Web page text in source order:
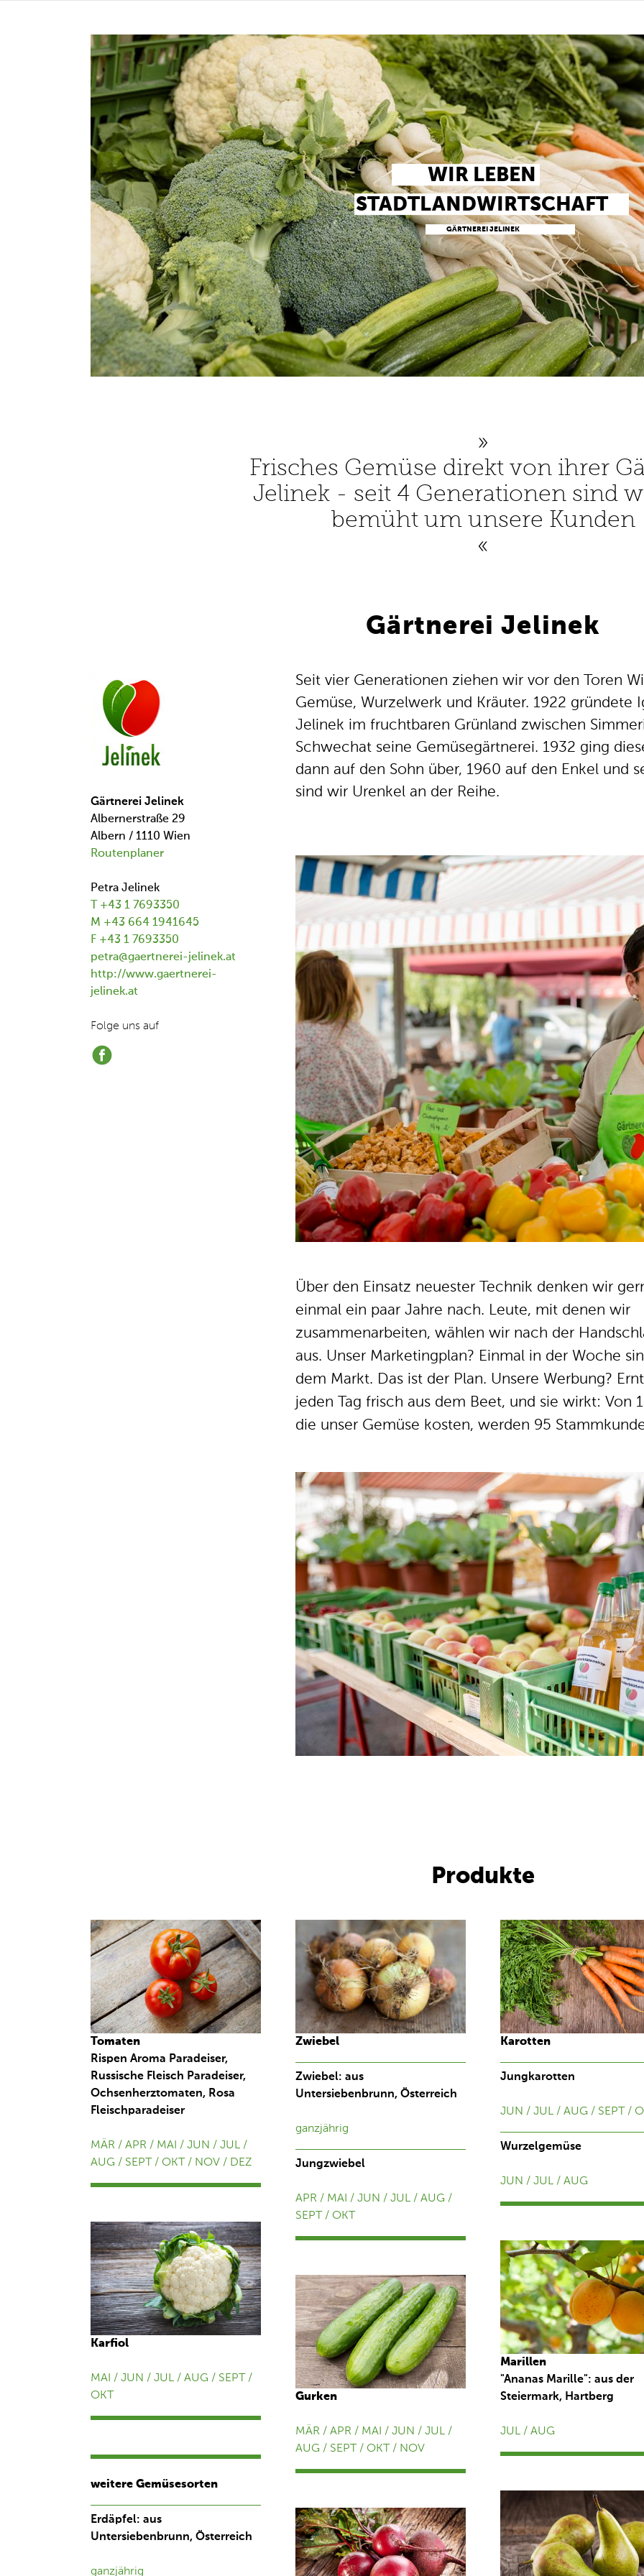
WIR LEBEN
STADTLANDWIRTSCHAFT
GÄRTNEREI JELINEK
Produkte Bezugsquellen zurück zur Übersicht
Frisches Gemüse direkt von ihrer
Jelinek - seit 4 Generationen sind
bemüht um unsere Kunden
Gärtnerei Jelinek
Seit vier Generationen ziehen wir vor den Toren
Gemüse, Wurzelwerk und Kräuter. 1922 gründete
Jelinek im fruchtbaren Grünland zwischen
Schwechat seine Gemüsegärtnerei. 1932 ging
dann auf den Sohn über, 1960 auf den Enkel und
sind wir Urenkel an der Reihe.
Über den Einsatz neuester Technik denken wir
einmal ein paar Jahre nach. Leute, mit denen wir
zusammenarbeiten, wählen wir nach der
aus. Unser Marketingplan? Einmal in der Woche
dem Markt. Das ist der Plan. Unsere Werbung?
jeden Tag frisch aus dem Beet, und sie wirkt: Von
die unser Gemüse kosten, werden 95
Gärtnerei Jelinek
Albernerstraße 29
Albern / 1110 Wien
Routenplaner
Petra Jelinek
T +43 1 7693350
M +43 664 1941645
F +43 1 7693350
petra@gaertnerei-jelinek.at
http://www.gaertnerei-
jelinek.at
Folge uns auf
Produkte
Tomaten
Rispen Aroma Paradeiser,
Russische Fleisch Paradeiser,
Ochsenherztomaten, Rosa
Fleischparadeiser
MÄR / APR / MAI / JUN / JUL /
AUG / SEPT / OKT / NOV / DEZ
Zwiebel
Zwiebel: aus
Untersiebenbrunn, Österreich
ganzjährig
Jungzwiebel
APR / MAI / JUN / JUL / AUG /
SEPT / OKT
Karotten
Jungkarotten
JUN / JUL / AUG / SEPT /
Wurzelgemüse
JUN / JUL / AUG
Karfiol
MAI / JUN / JUL / AUG / SEPT /
OKT
Marillen
"Ananas Marille": aus der
Steiermark, Hartberg
JUL / AUG
Gurken
MÄR / APR / MAI / JUN / JUL /
AUG / SEPT / OKT / NOV
weitere Gemüsesorten
Erdäpfel: aus
Untersiebenbrunn, Österreich
ganzjährig